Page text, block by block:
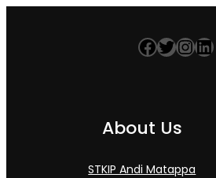
Facebook Twitter InstagramLinkedIn
About Us
STKIP Andi Matappa